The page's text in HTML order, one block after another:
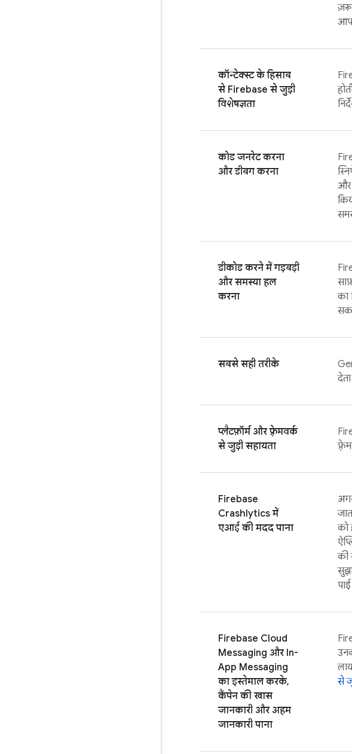
कॉन्टेक्स्ट के हिसाब
से Firebase से जुड़ी
विशेषज्ञता
कोड जनरेट करना
और डीबग करना
और
डीकोड करने में गड़बड़ी
और समस्या हल
करना
का
सबसे सही तरीके
प्लैटफ़ॉर्म और फ़्रेमवर्क
से जुड़ी सहायता
Firebase
Crashlyticsमें
एआई की मदद पाना
को
की
Firebase Cloud
Messaging और In-
App Messaging
का इस्तेमाल करके,
कैंपेन की खास
जानकारी और अहम
जानकारी पाना
से